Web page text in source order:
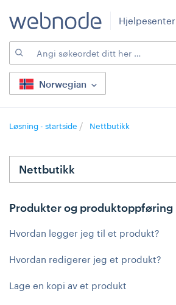
Hjelpesenter
Norwegian
Løsning - startside Nettbutikk
Produkter og produktoppføring
Hvordan legger jeg til et produkt?
Hvordan redigerer jeg et produkt?
Lage en kopi av et produkt
Nettbutikk